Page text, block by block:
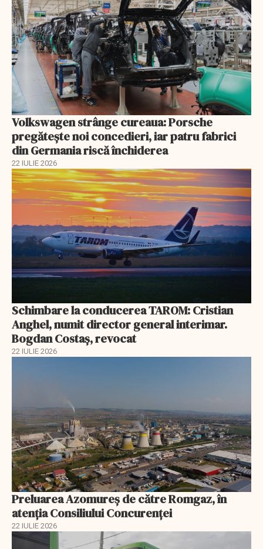
Volkswagen strânge cureaua: Porsche
pregătește noi concedieri, iar patru fabrici
din Germania riscă închiderea
22 IULIE 2026
Schimbare la conducerea TAROM: Cristian
Anghel, numit director general interimar.
Bogdan Costaș, revocat
22 IULIE 2026
Preluarea Azomureş de către Romgaz, în
atenţia Consiliului Concurenţei
22 IULIE 2026